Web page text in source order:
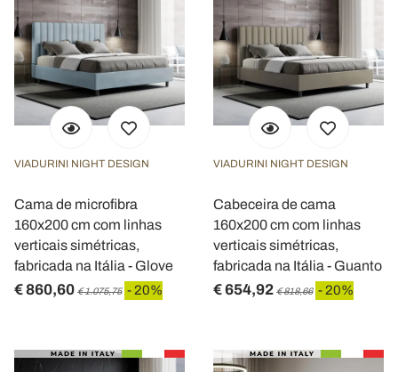
VIADURINI NIGHT DESIGN
Cama de microfibra
160x200 cm com linhas
verticais simétricas,
fabricada na Itália - Glove
€ 860,60 € 1.075,75 - 20%
VIADURINI NIGHT DESIGN
Cabeceira de cama
160x200 cm com linhas
verticais simétricas,
fabricada na Itália - Guanto
€ 654,92 € 818,66 - 20%